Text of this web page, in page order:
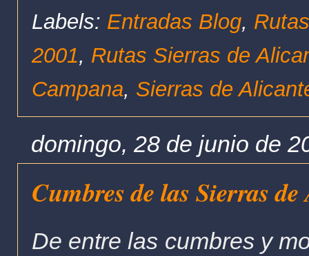
Labels: Entradas Blog,
2001, Rutas Sierras de
Campana, Sierras de
domingo, 28 de junio de
Cumbres de las Sierras
De entre las cumbres y